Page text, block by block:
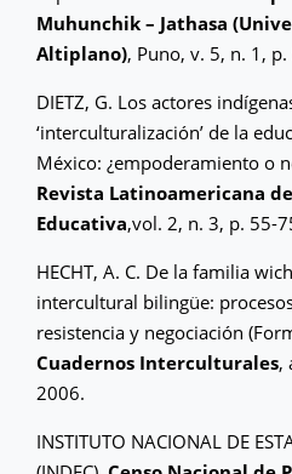
Muhunchik – Jathasa
Altiplano), Puno, v. 5, n. 1,
DIETZ, G. Los actores
‘interculturalización’ de la
México: ¿empoderamiento o
Revista Latinoamericana
Educativa,vol. 2, n. 3, p. 55-
HECHT, A. C. De la familia
intercultural bilingüe:
resistencia y negociación
Cuadernos Interculturales,
2006.
INSTITUTO NACIONAL DE